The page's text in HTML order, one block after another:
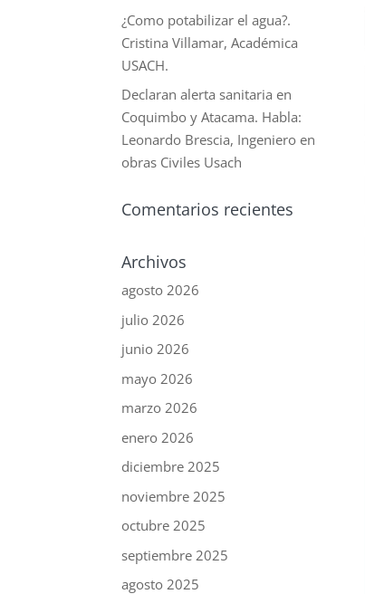
¿Como potabilizar el agua?.
Cristina Villamar, Académica
USACH.
Declaran alerta sanitaria en
Coquimbo y Atacama. Habla:
Leonardo Brescia, Ingeniero en
obras Civiles Usach
Comentarios recientes
Archivos
agosto 2026
julio 2026
junio 2026
mayo 2026
marzo 2026
enero 2026
diciembre 2025
noviembre 2025
octubre 2025
septiembre 2025
agosto 2025